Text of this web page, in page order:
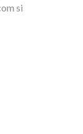
si